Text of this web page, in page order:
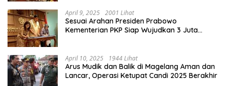
April 9, 2025 2001 Lihat
Sesuai Arahan Presiden Prabowo
Kementerian PKP Siap Wujudkan 3 Juta
April 10, 2025 1944 Lihat
Arus Mudik dan Balik di Magelang Aman dan
Lancar, Operasi Ketupat Candi 2025 Berakhir